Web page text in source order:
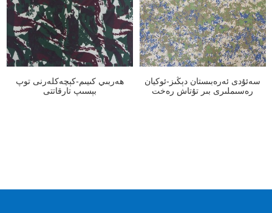
ھەربىي كىيىم-كېچەكلەرنى توپ
بېسىپ تارقاتتى
سەئۇدى ئەرەبىستان دېڭىز-ئوكيان
رەسىملىرى بىر تۇتاش رەخت